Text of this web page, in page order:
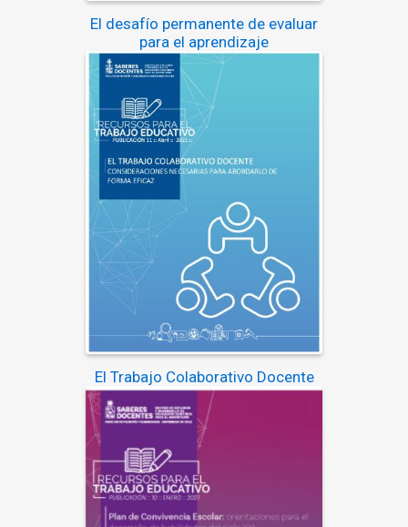
El desafío permanente de evaluar
para el aprendizaje
El Trabajo Colaborativo Docente